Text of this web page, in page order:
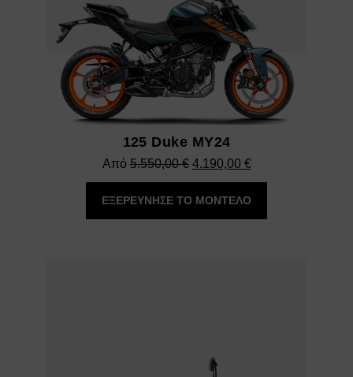
125 Duke MY24
Από5.550,00€ Original
price
was:
4.190,00 €Η
τρέχουσα
τιμή
ΕΞΕΡΕΥΝΗΣΕ ΤΟ ΜΟΝΤΕΛΟ